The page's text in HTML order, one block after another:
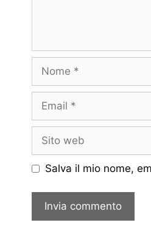
Nome
Email
Sito
web
Salva il mio nome,